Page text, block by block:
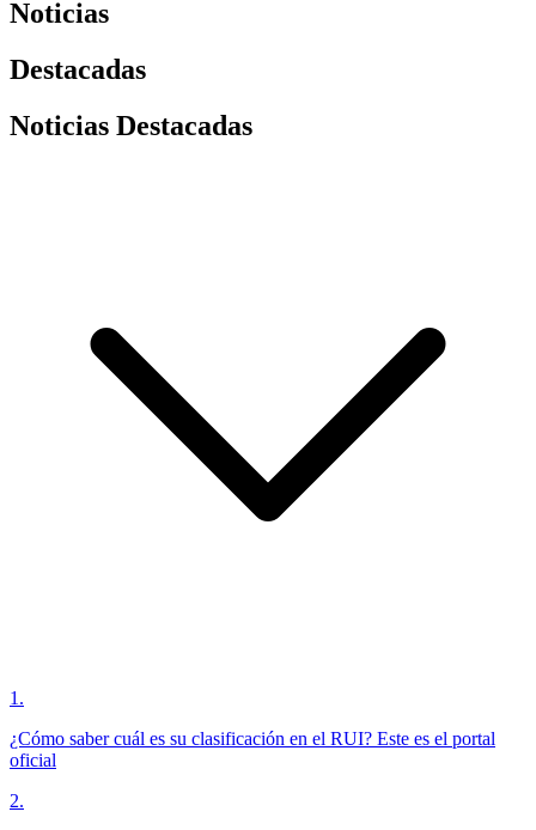
Noticias
Destacadas
Noticias Destacadas
1 .
¿Cómo saber cuál es su clasificación en el RUI? Este es el portal
oficial
2.